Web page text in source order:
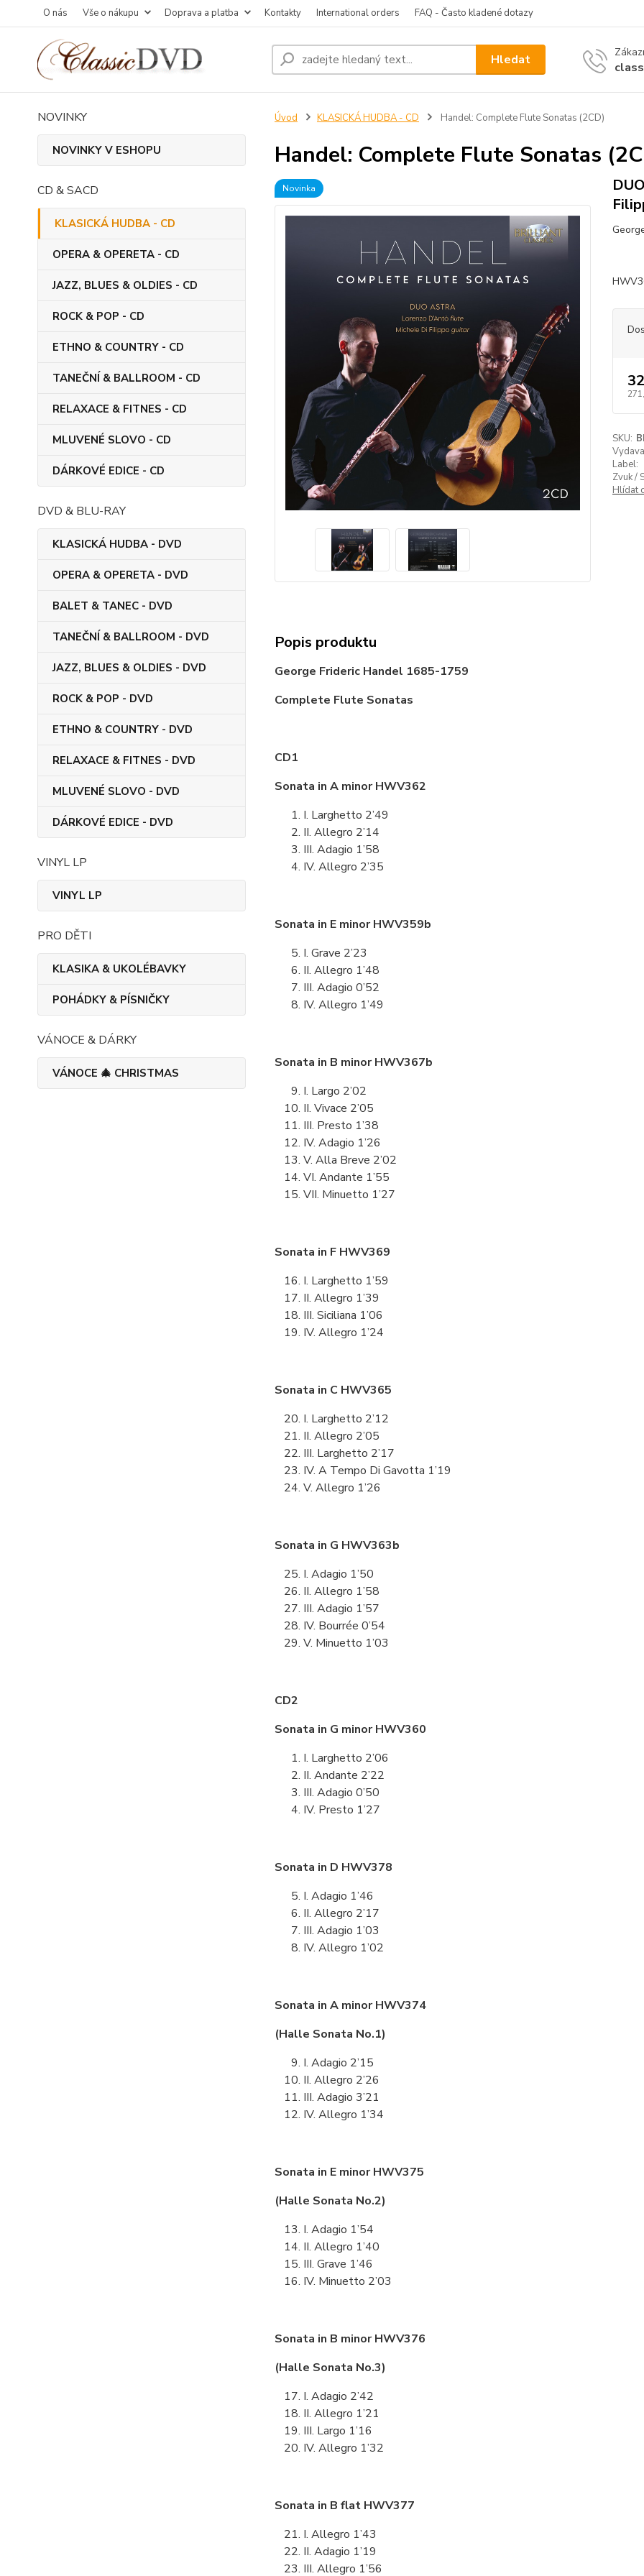
O nás Vše o nákupu Doprava a platba Kontakty International orders FAQ - Často kladené dotazy
Hledat
NOVINKY
NOVINKY V ESHOPU
CD & SACD
KLASICKÁ HUDBA - CD
OPERA & OPERETA - CD
JAZZ, BLUES & OLDIES - CD
ROCK & POP - CD
ETHNO & COUNTRY - CD
TANEČNÍ & BALLROOM - CD
RELAXACE & FITNES - CD
MLUVENÉ SLOVO - CD
DÁRKOVÉ EDICE - CD
DVD & BLU-RAY
KLASICKÁ HUDBA - DVD
OPERA & OPERETA - DVD
BALET & TANEC - DVD
TANEČNÍ & BALLROOM - DVD
JAZZ, BLUES & OLDIES - DVD
ROCK & POP - DVD
ETHNO & COUNTRY - DVD
RELAXACE & FITNES - DVD
MLUVENÉ SLOVO - DVD
DÁRKOVÉ EDICE - DVD
VINYL LP
VINYL LP
PRO DĚTI
KLASIKA & UKOLÉBAVKY
POHÁDKY & PÍSNIČKY
VÁNOCE & DÁRKY
VÁNOCE 🎄 CHRISTMAS
Úvod KLASICKÁ HUDBA - CD Handel: Complete Flute Sonatas (2CD)
Handel: Complete Flute Sonatas
Novinka
SKU:
Label:
Zvuk /
Hlídat
Popis produktu
George Frideric Handel 1685-1759
Complete Flute Sonatas
CD1
Sonata in A minor HWV362
I. Larghetto 2’49
II. Allegro 2’14
III. Adagio 1’58
IV. Allegro 2’35
Sonata in E minor HWV359b
I. Grave 2’23
II. Allegro 1’48
III. Adagio 0’52
IV. Allegro 1’49
Sonata in B minor HWV367b
I. Largo 2’02
II. Vivace 2’05
III. Presto 1’38
IV. Adagio 1’26
V. Alla Breve 2’02
VI. Andante 1’55
VII. Minuetto 1’27
Sonata in F HWV369
I. Larghetto 1’59
II. Allegro 1’39
III. Siciliana 1’06
IV. Allegro 1’24
Sonata in C HWV365
I. Larghetto 2’12
II. Allegro 2’05
III. Larghetto 2’17
IV. A Tempo Di Gavotta 1’19
V. Allegro 1’26
Sonata in G HWV363b
I. Adagio 1’50
II. Allegro 1’58
III. Adagio 1’57
IV. Bourrée 0’54
V. Minuetto 1’03
CD2
Sonata in G minor HWV360
I. Larghetto 2’06
II. Andante 2’22
III. Adagio 0’50
IV. Presto 1’27
Sonata in D HWV378
I. Adagio 1’46
II. Allegro 2’17
III. Adagio 1’03
IV. Allegro 1’02
Sonata in A minor HWV374
(Halle Sonata No.1)
I. Adagio 2’15
II. Allegro 2’26
III. Adagio 3’21
IV. Allegro 1’34
Sonata in E minor HWV375
(Halle Sonata No.2)
I. Adagio 1’54
II. Allegro 1’40
III. Grave 1’46
IV. Minuetto 2’03
Sonata in B minor HWV376
(Halle Sonata No.3)
I. Adagio 2’42
II. Allegro 1’21
III. Largo 1’16
IV. Allegro 1’32
Sonata in B flat HWV377
I. Allegro 1’43
II. Adagio 1’19
III. Allegro 1’56